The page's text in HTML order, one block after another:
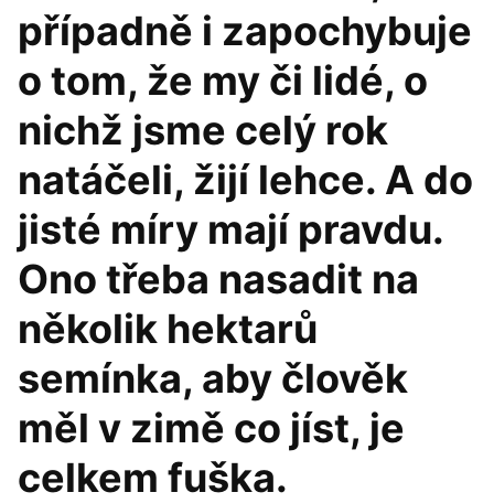
případně i zapochybuje
o tom, že my či lidé, o
nichž jsme celý rok
natáčeli, žijí lehce. A do
jisté míry mají pravdu.
Ono třeba nasadit na
několik hektarů
semínka, aby člověk
měl v zimě co jíst, je
celkem fuška.